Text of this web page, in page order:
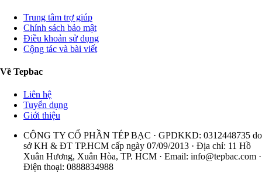
Trung tâm trợ giúp
Chính sách bảo mật
Điều khoản sử dụng
Cộng tác và bài viết
Về Tepbac
Liên hệ
Tuyển dụng
Giới thiệu
CÔNG TY CỔ PHẦN TÉP BẠC · GPDKKD: 0312448735 do
sở KH & ĐT TP.HCM cấp ngày 07/09/2013 · Địa chỉ: 11 Hồ
Xuân Hương, Xuân Hòa, TP. HCM · Email: info@tepbac.com ·
Điện thoại: 0888834988